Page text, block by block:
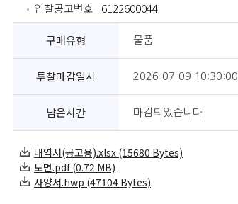
입찰공고번호 6122600044
구매유형 물품
투찰마감일시 2026-07-09 10:30:00
남은시간 마감되었습니다
내역서(공고용).xlsx (15680 Bytes)
도면.pdf (0.72 MB)
사양서.hwp (47104 Bytes)